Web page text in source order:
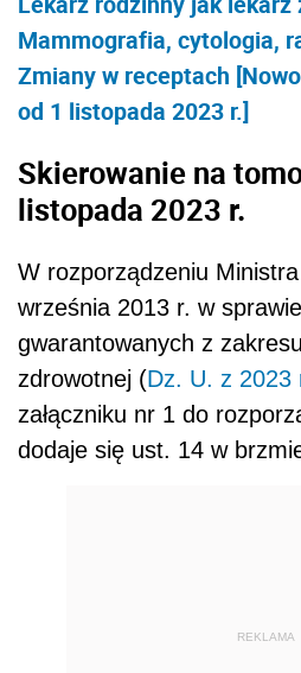
Mammografia, cytologia,
Zmiany w receptach
od 1 listopada 2023 r.]
Skierowanie na
listopada 2023 r.
W rozporządzeniu
września 2013 r. w
gwarantowanych z
zdrowotnej (Dz. U. z 2023
załączniku nr 1 do
dodaje się ust. 14 w
REKLAMA